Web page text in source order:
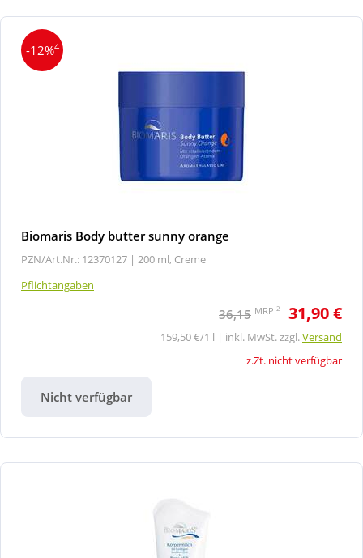
-12%4
Biomaris Body butter sunny orange
PZN/Art.Nr.: 12370127 | 200 ml, Creme
Pflichtangaben
36,15 MRP 2 31,90 €
159,50 €/1 l | inkl. MwSt. zzgl.Versand
z.Zt. nicht verfügbar
Nicht verfügbar